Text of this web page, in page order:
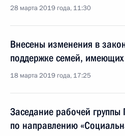
28 марта 2019 года, 11:30
Внесены изменения в
поддержке семей, имеющих
18 марта 2019 года, 17:25
Заседание рабочей группы
по направлению